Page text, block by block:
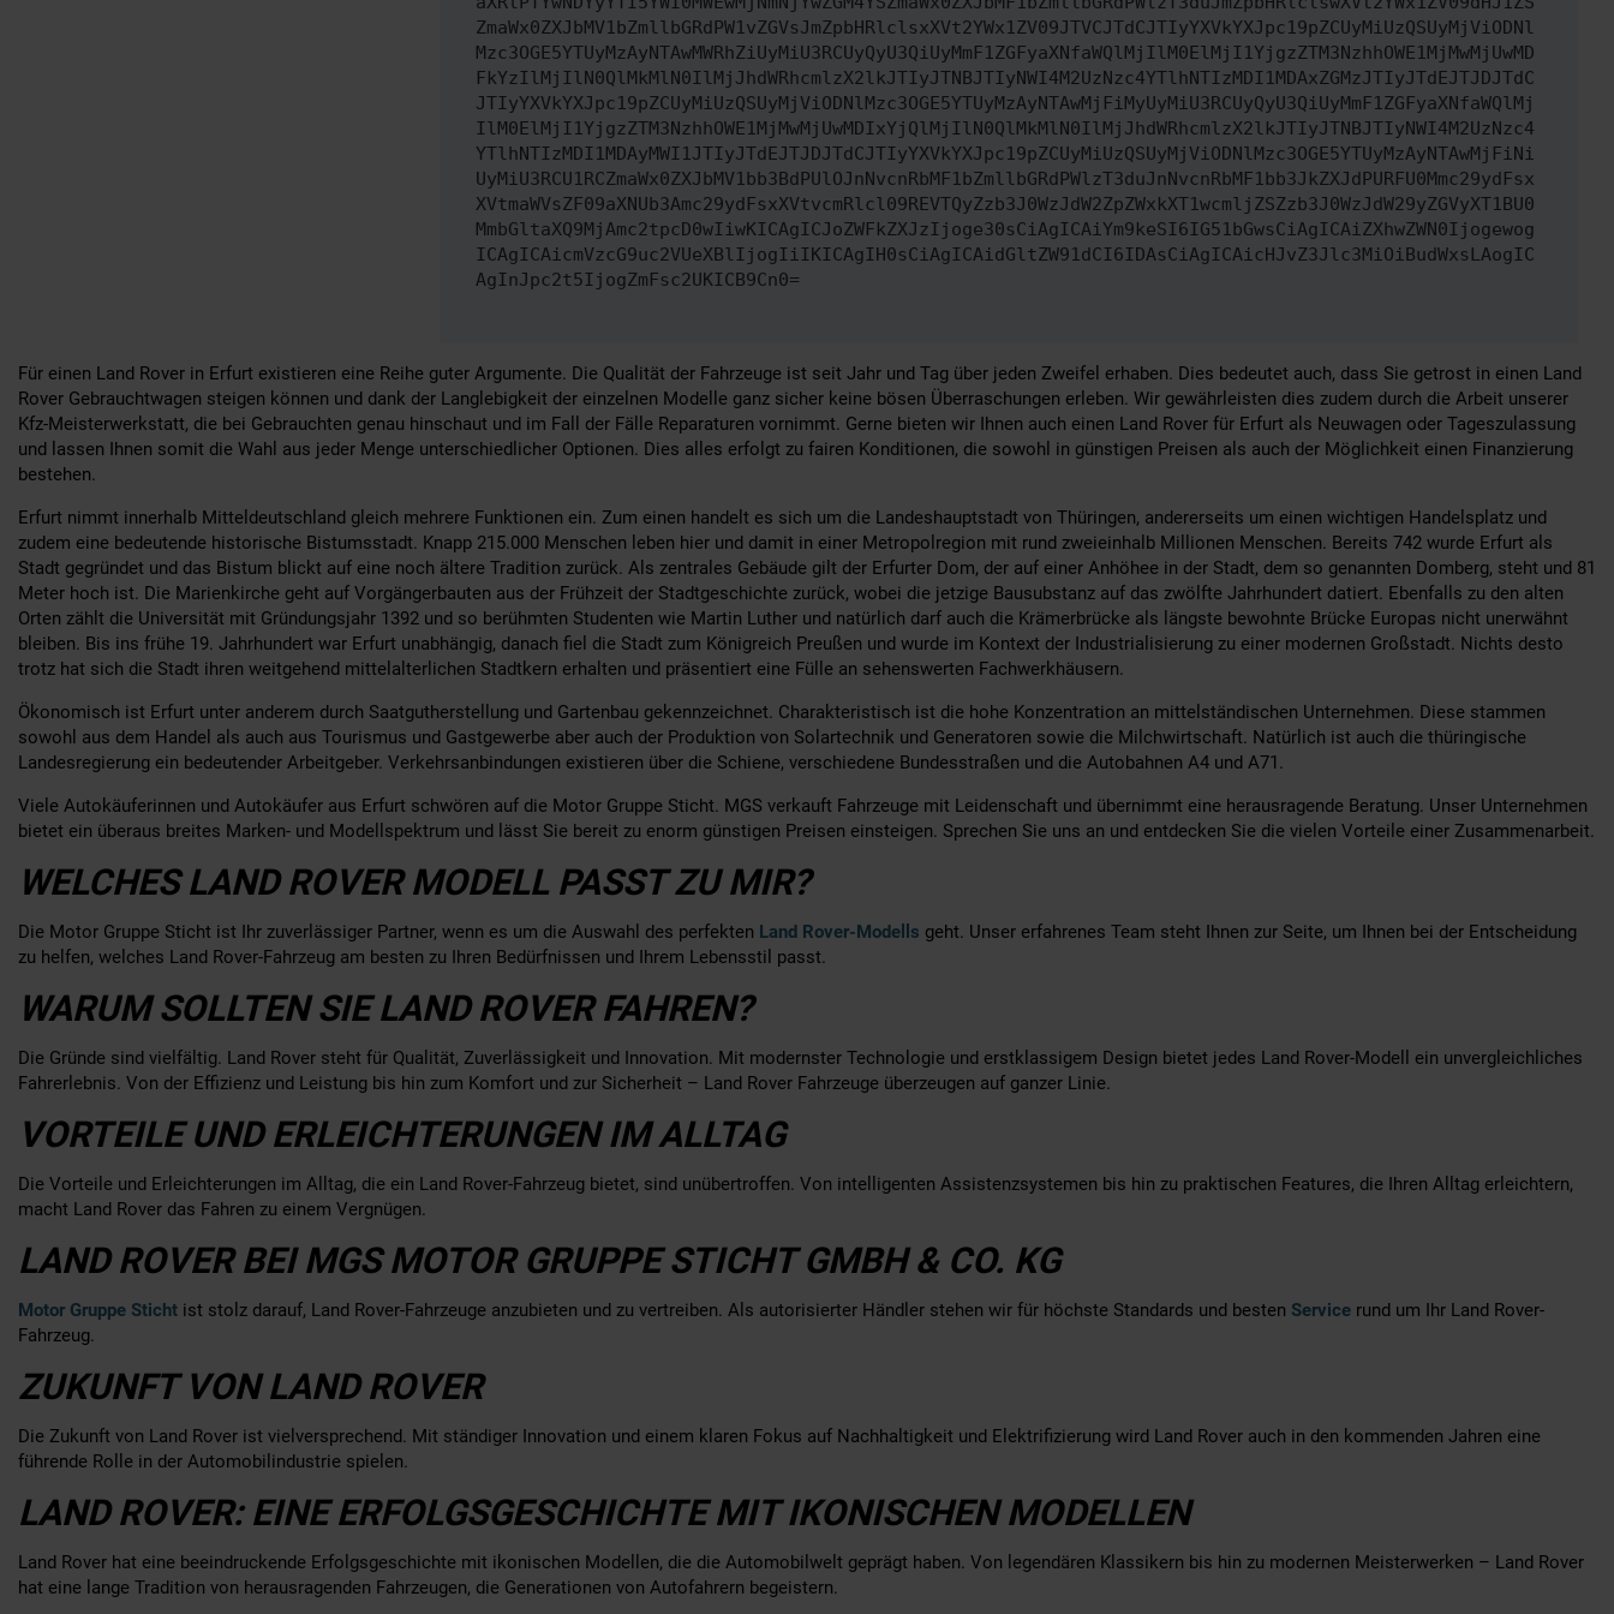
ZmaWx0ZXJbMV1bZmllbGRdPW1vZGVsJmZpbHRlclsxXVt2YWx1ZV09JTVCJTdCJTIyYXVkYXJpc19pZCUyMiUzQSUyMjViODNl
Mzc3OGE5YTUyMzAyNTAwMWRhZiUyMiU3RCUyQyU3QiUyMmF1ZGFyaXNfaWQlMjIlM0ElMjI1YjgzZTM3NzhhOWE1MjMwMjUwMD
FkYzIlMjIlN0QlMkMlN0IlMjJhdWRhcmlzX2lkJTIyJTNBJTIyNWI4M2UzNzc4YTlhNTIzMDI1MDAxZGMzJTIyJTdEJTJDJTdC
JTIyYXVkYXJpc19pZCUyMiUzQSUyMjViODNlMzc3OGE5YTUyMzAyNTAwMjFiMyUyMiU3RCUyQyU3QiUyMmF1ZGFyaXNfaWQlMj
IlM0ElMjI1YjgzZTM3NzhhOWE1MjMwMjUwMDIxYjQlMjIlN0QlMkMlN0IlMjJhdWRhcmlzX2lkJTIyJTNBJTIyNWI4M2UzNzc4
YTlhNTIzMDI1MDAyMWI1JTIyJTdEJTJDJTdCJTIyYXVkYXJpc19pZCUyMiUzQSUyMjViODNlMzc3OGE5YTUyMzAyNTAwMjFiNi
UyMiU3RCU1RCZmaWx0ZXJbMV1bb3BdPUlOJnNvcnRbMF1bZmllbGRdPWlzT3duJnNvcnRbMF1bb3JkZXJdPURFU0Mmc29ydFsx
XVtmaWVsZF09aXNUb3Amc29ydFsxXVtvcmRlcl09REVTQyZzb3J0WzJdW2ZpZWxkXT1wcmljZSZzb3J0WzJdW29yZGVyXT1BU0
MmbGltaXQ9MjAmc2tpcD0wIiwKICAgICJoZWFkZXJzIjoge30sCiAgICAiYm9keSI6IG51bGwsCiAgICAiZXhwZWN0Ijogewog
ICAgICAicmVzcG9uc2VUeXBlIjogIiIKICAgIH0sCiAgICAidGltZW91dCI6IDAsCiAgICAicHJvZ3Jlc3MiOiBudWxsLAogIC
AgInJpc2t5IjogZmFsc2UKICB9Cn0=
Für einen Land Rover in Erfurt existieren eine Reihe guter Argumente. Die Qualität der Fahrzeuge ist seit Jahr und Tag über jeden Zweifel erhaben. Dies bedeutet auch, dass Sie getrost in einen Land
Rover Gebrauchtwagen steigen können und dank der Langlebigkeit der einzelnen Modelle ganz sicher keine bösen Überraschungen erleben. Wir gewährleisten dies zudem durch die Arbeit unserer
Kfz-Meisterwerkstatt, die bei Gebrauchten genau hinschaut und im Fall der Fälle Reparaturen vornimmt. Gerne bieten wir Ihnen auch einen Land Rover für Erfurt als Neuwagen oder Tageszulassung
und lassen Ihnen somit die Wahl aus jeder Menge unterschiedlicher Optionen. Dies alles erfolgt zu fairen Konditionen, die sowohl in günstigen Preisen als auch der Möglichkeit einen Finanzierung
bestehen.
Erfurt nimmt innerhalb Mitteldeutschland gleich mehrere Funktionen ein. Zum einen handelt es sich um die Landeshauptstadt von Thüringen, andererseits um einen wichtigen Handelsplatz und
zudem eine bedeutende historische Bistumsstadt. Knapp 215.000 Menschen leben hier und damit in einer Metropolregion mit rund zweieinhalb Millionen Menschen. Bereits 742 wurde Erfurt als
Stadt gegründet und das Bistum blickt auf eine noch ältere Tradition zurück. Als zentrales Gebäude gilt der Erfurter Dom, der auf einer Anhöhee in der Stadt, dem so genannten Domberg, steht und 81
Meter hoch ist. Die Marienkirche geht auf Vorgängerbauten aus der Frühzeit der Stadtgeschichte zurück, wobei die jetzige Bausubstanz auf das zwölfte Jahrhundert datiert. Ebenfalls zu den alten
Orten zählt die Universität mit Gründungsjahr 1392 und so berühmten Studenten wie Martin Luther und natürlich darf auch die Krämerbrücke als längste bewohnte Brücke Europas nicht unerwähnt
bleiben. Bis ins frühe 19. Jahrhundert war Erfurt unabhängig, danach fiel die Stadt zum Königreich Preußen und wurde im Kontext der Industrialisierung zu einer modernen Großstadt. Nichts desto
trotz hat sich die Stadt ihren weitgehend mittelalterlichen Stadtkern erhalten und präsentiert eine Fülle an sehenswerten Fachwerkhäusern.
Ökonomisch ist Erfurt unter anderem durch Saatgutherstellung und Gartenbau gekennzeichnet. Charakteristisch ist die hohe Konzentration an mittelständischen Unternehmen. Diese stammen
sowohl aus dem Handel als auch aus Tourismus und Gastgewerbe aber auch der Produktion von Solartechnik und Generatoren sowie die Milchwirtschaft. Natürlich ist auch die thüringische
Landesregierung ein bedeutender Arbeitgeber. Verkehrsanbindungen existieren über die Schiene, verschiedene Bundesstraßen und die Autobahnen A4 und A71.
Viele Autokäuferinnen und Autokäufer aus Erfurt schwören auf die Motor Gruppe Sticht. MGS verkauft Fahrzeuge mit Leidenschaft und übernimmt eine herausragende Beratung. Unser Unternehmen
bietet ein überaus breites Marken- und Modellspektrum und lässt Sie bereit zu enorm günstigen Preisen einsteigen. Sprechen Sie uns an und entdecken Sie die vielen Vorteile einer Zusammenarbeit.
WELCHES LAND ROVER MODELL PASST ZU MIR?
Die Motor Gruppe Sticht ist Ihr zuverlässiger Partner, wenn es um die Auswahl des perfekten Land Rover-Modells geht. Unser erfahrenes Team steht Ihnen zur Seite, um Ihnen bei der Entscheidung
zu helfen, welches Land Rover-Fahrzeug am besten zu Ihren Bedürfnissen und Ihrem Lebensstil passt.
WARUM SOLLTEN SIE LAND ROVER FAHREN?
Die Gründe sind vielfältig. Land Rover steht für Qualität, Zuverlässigkeit und Innovation. Mit modernster Technologie und erstklassigem Design bietet jedes Land Rover-Modell ein unvergleichliches
Fahrerlebnis. Von der Effizienz und Leistung bis hin zum Komfort und zur Sicherheit – Land Rover Fahrzeuge überzeugen auf ganzer Linie.
VORTEILE UND ERLEICHTERUNGEN IM ALLTAG
Die Vorteile und Erleichterungen im Alltag, die ein Land Rover-Fahrzeug bietet, sind unübertroffen. Von intelligenten Assistenzsystemen bis hin zu praktischen Features, die Ihren Alltag erleichtern,
macht Land Rover das Fahren zu einem Vergnügen.
LAND ROVER BEI MGS MOTOR GRUPPE STICHT GMBH & CO. KG
Motor Gruppe Sticht ist stolz darauf, Land Rover-Fahrzeuge anzubieten und zu vertreiben. Als autorisierter Händler stehen wir für höchste Standards und besten Service rund um Ihr Land Rover-
Fahrzeug.
ZUKUNFT VON LAND ROVER
Die Zukunft von Land Rover ist vielversprechend. Mit ständiger Innovation und einem klaren Fokus auf Nachhaltigkeit und Elektrifizierung wird Land Rover auch in den kommenden Jahren eine
führende Rolle in der Automobilindustrie spielen.
LAND ROVER: EINE ERFOLGSGESCHICHTE MIT IKONISCHEN MODELLEN
Land Rover hat eine beeindruckende Erfolgsgeschichte mit ikonischen Modellen, die die Automobilwelt geprägt haben. Von legendären Klassikern bis hin zu modernen Meisterwerken – Land Rover
hat eine lange Tradition von herausragenden Fahrzeugen, die Generationen von Autofahrern begeistern.